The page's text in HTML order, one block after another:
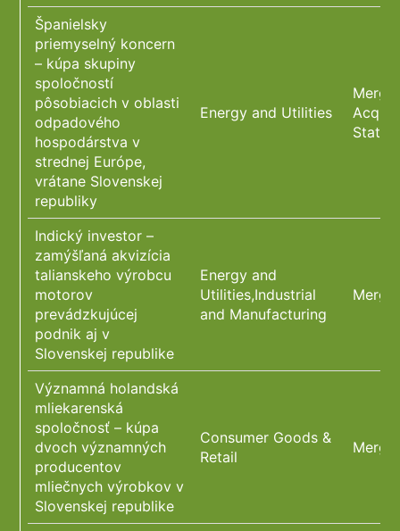
Španielsky
priemyselný koncern
– kúpa skupiny
spoločností
pôsobiacich v oblasti
odpadového
hospodárstva v
strednej Európe,
vrátane Slovenskej
republiky
Energy and Utilities
State
Indický investor –
zamýšľaná akvizícia
talianskeho výrobcu
motorov
prevádzkujúcej
podnik aj v
Slovenskej republike
Energy and
Utilities,Industrial
and Manufacturing
Významná holandská
mliekarenská
spoločnosť – kúpa
dvoch významných
producentov
mliečnych výrobkov v
Slovenskej republike
Consumer Goods &
Retail